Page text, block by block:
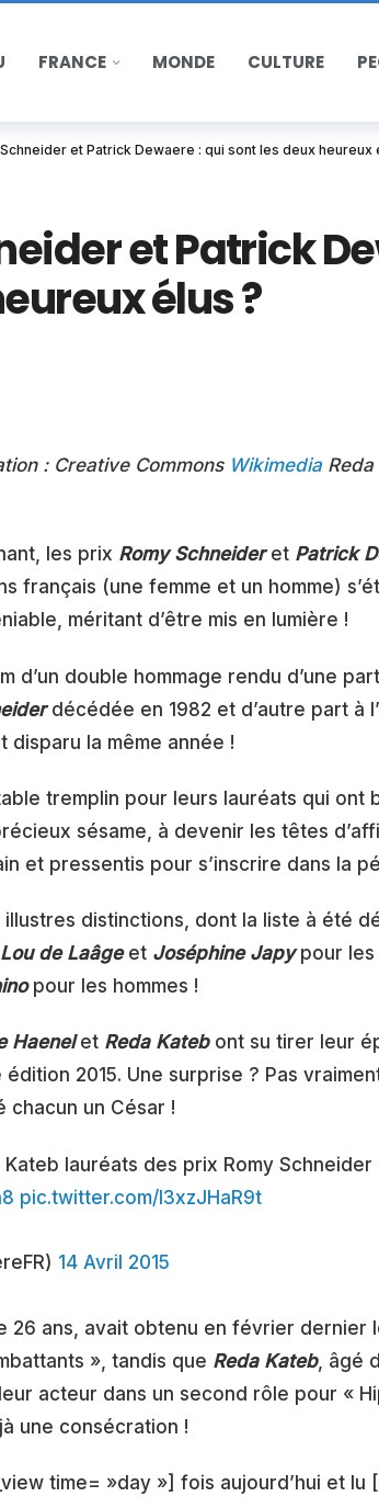
FRANCE MONDE CULTURE
et Patrick Dewaere : qui sont les deux heureux
et Patrick
élus ?
: Creative Commons Wikimedia
les prix Romy Schneideret Patrick
français (une femme et un homme)
méritant d’être mis en lumière !
d’un double hommage rendu d’une
décédée en 1982 et d’autre part à
disparu la même année !
tremplin pour leurs lauréats qui ont
sésame, à devenir les têtes
et pressentis pour s’inscrire dans la
distinctions, dont la liste à été
Lou de Laâgeet Joséphine Japypour les
pour les hommes !
Haenelet Reda Kateb ont su tirer leur
2015. Une surprise ? Pas
chacun un César !
lauréats des prix Romy
pic.twitter.com/l3xzJHaR9t
14 Avril 2015
26 ans, avait obtenu en février dernier
», tandis que Reda Kateb, âgé
acteur dans un second rôle pour «
une consécration !
time= »day »] fois aujourd’hui et